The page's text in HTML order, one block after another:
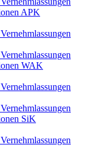
APK
WAK
SiK